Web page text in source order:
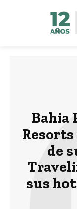
Bahia
de
sus